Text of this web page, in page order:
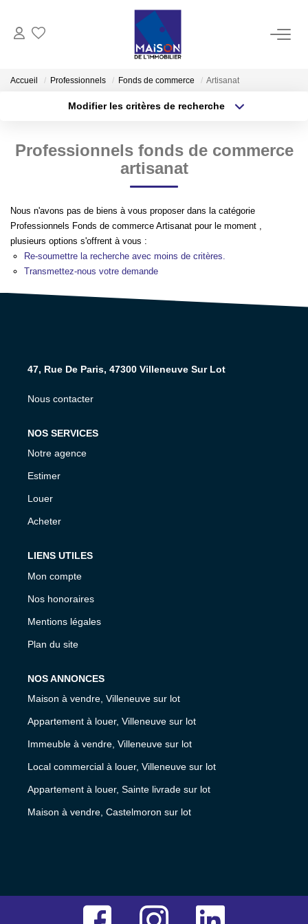
LOCATION
GESTION
Estimer Vendre
Biens Vendus
EXTRANET PROPRIÉTAIRE
Accueil Professionnels Fonds de commerce Artisanat
Modifier les critères de recherche
Type de bien
Surface min
Créer une alerte
Professionnels fonds de commerce
artisanat
Nous n'avons pas de biens à vous proposer dans la catégorie
Professionnels Fonds de commerce Artisanat pour le moment ,
plusieurs options s'offrent à vous :
Re-soumettre la recherche avec moins de critères.
Transmettez-nous votre demande
47, Rue De Paris, 47300 Villeneuve Sur Lot
Nous contacter
NOS SERVICES
Notre agence
Estimer
Louer
Acheter
LIENS UTILES
Mon compte
Nos honoraires
Mentions légales
Plan du site
NOS ANNONCES
Maison à vendre, Villeneuve sur lot
Appartement à louer, Villeneuve sur lot
Immeuble à vendre, Villeneuve sur lot
Local commercial à louer, Villeneuve sur lot
Appartement à louer, Sainte livrade sur lot
Maison à vendre, Castelmoron sur lot